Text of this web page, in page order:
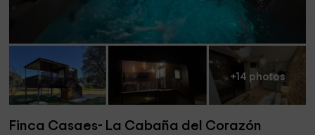
+14 photos
Finca Casaes- La Cabaña del Corazón